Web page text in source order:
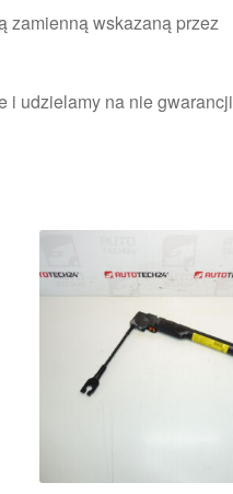
zamienną wskazaną przez
i udzielamy na nie gwarancji